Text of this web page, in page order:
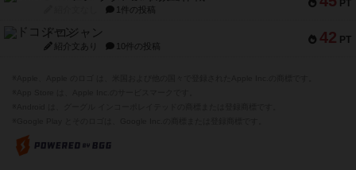
PT
1件の投稿
42 PT
ドコジャン
紹介文あり 10件の投稿